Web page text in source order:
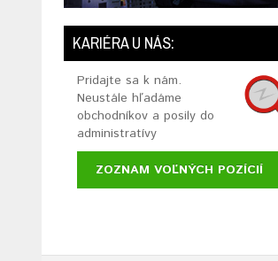
KARIÉRA U NÁS:
Pridajte sa k nám.
Neustále hľadáme
obchodníkov a posily do
administratívy
ZOZNAM VOĽNÝCH POZÍCIÍ